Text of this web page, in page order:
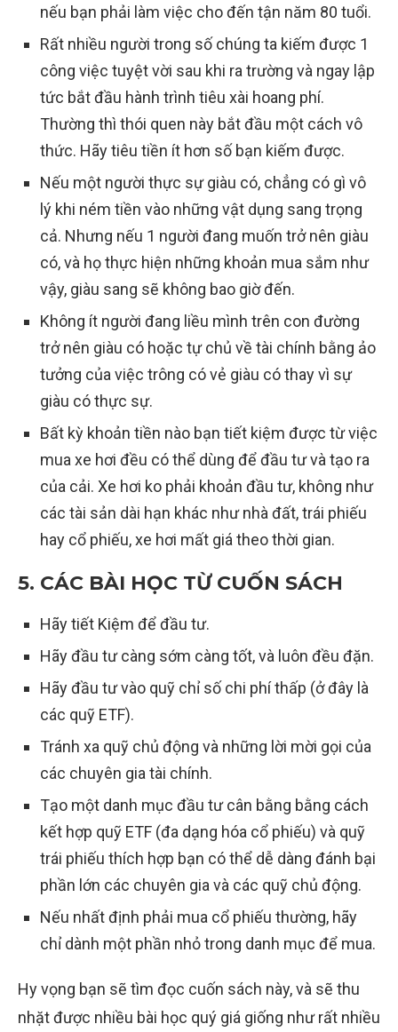
nếu bạn phải làm việc cho đến tận năm 80 tuổi.
Rất nhiều người trong số chúng ta kiếm được 1
công việc tuyệt vời sau khi ra trường và ngay lập
tức bắt đầu hành trình tiêu xài hoang phí.
Thường thì thói quen này bắt đầu một cách vô
thức. Hãy tiêu tiền ít hơn số bạn kiếm được.
Nếu một người thực sự giàu có, chẳng có gì vô
lý khi ném tiền vào những vật dụng sang trọng
cả. Nhưng nếu 1 người đang muốn trở nên giàu
có, và họ thực hiện những khoản mua sắm như
vậy, giàu sang sẽ không bao giờ đến.
Không ít người đang liều mình trên con đường
trở nên giàu có hoặc tự chủ về tài chính bằng ảo
tưởng của việc trông có vẻ giàu có thay vì sự
giàu có thực sự.
Bất kỳ khoản tiền nào bạn tiết kiệm được từ việc
mua xe hơi đều có thể dùng để đầu tư và tạo ra
của cải. Xe hơi ko phải khoản đầu tư, không như
các tài sản dài hạn khác như nhà đất, trái phiếu
hay cổ phiếu, xe hơi mất giá theo thời gian.
5. CÁC BÀI HỌC TỪ CUỐN SÁCH
Hãy tiết Kiệm để đầu tư.
Hãy đầu tư càng sớm càng tốt, và luôn đều đặn.
Hãy đầu tư vào quỹ chỉ số chi phí thấp (ở đây là
các quỹ ETF).
Tránh xa quỹ chủ động và những lời mời gọi của
các chuyên gia tài chính.
Tạo một danh mục đầu tư cân bằng bằng cách
kết hợp quỹ ETF (đa dạng hóa cổ phiếu) và quỹ
trái phiếu thích hợp bạn có thể dễ dàng đánh bại
phần lớn các chuyên gia và các quỹ chủ động.
Nếu nhất định phải mua cổ phiếu thường, hãy
chỉ dành một phần nhỏ trong danh mục để mua.
Hy vọng bạn sẽ tìm đọc cuốn sách này, và sẽ thu
nhặt được nhiều bài học quý giá giống như rất nhiều